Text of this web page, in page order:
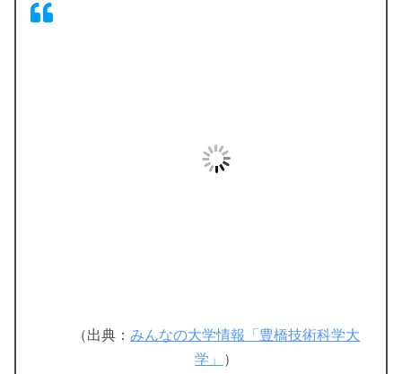
（出典： みんなの大学情報「豊橋技術科学大
学」
）